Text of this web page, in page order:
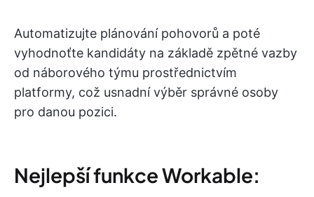
Automatizujte plánování pohovorů a poté
vyhodnoťte kandidáty na základě zpětné vazby
od náborového týmu prostřednictvím
platformy, což usnadní výběr správné osoby
pro danou pozici.
Nejlepší funkce Workable: